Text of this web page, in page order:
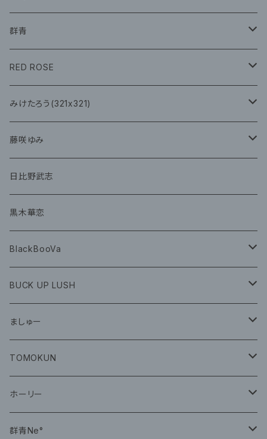
CD
グッズ
CD
チェキ
群青
イベント
CD
グッズ
RED ROSE
CD
みけたろう(321x321)
CD
グッズ
藤咲ゆみ
CD
グッズ
日比野武志
黒木華恋
BlackBooVa
CD
BUCK UP LUSH
グッズ
CD
ましゅー
グッズ
TOMOKUN
CD
ホーリー
CD
群青Ne°